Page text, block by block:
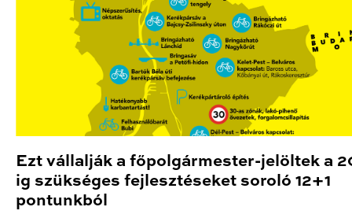
Ezt vállalják a főpolgármester-jelöltek a
ig szükséges fejlesztéseket soroló 12+1
pontunkból